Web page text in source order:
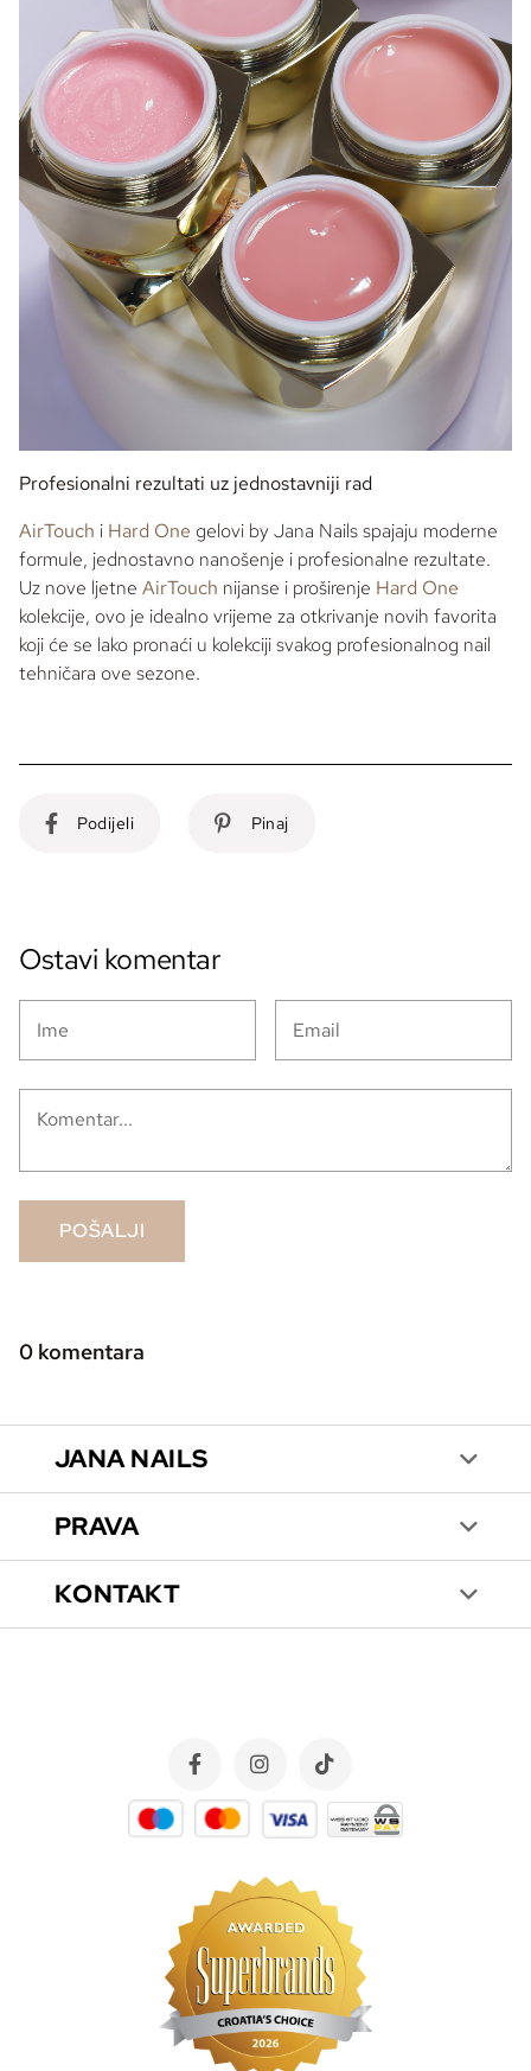
Želite li od Nails Jane zaprimiti odlične ponude i
Profesionalni rezultati uz jednostavniji rad
AirTouch i Hard One gelovi by Jana Nailsspajaju moderne
formule, jednostavno nanošenje i profesionalne rezultate.
Uz nove ljetne AirTouch nijanse i proširenje Hard One
kolekcije, ovo je idealno vrijeme za otkrivanje novih favorita
koji će se lako pronaći u kolekciji svakog profesionalnog nail
tehničara ove sezone.
Podijeli Pinaj
Ostavi komentar
POŠALJI
0 komentara
JANA NAILS
PRAVA
KONTAKT